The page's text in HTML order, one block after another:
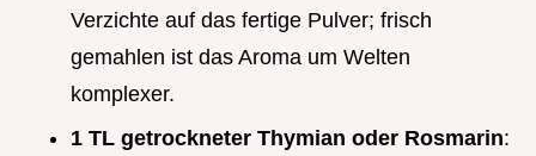
Verzichte auf das fertige Pulver; frisch
gemahlen ist das Aroma um Welten
komplexer.
1 TL getrockneter Thymian oder Rosmarin: